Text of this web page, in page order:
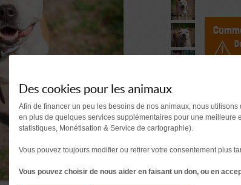
Des cookies pour les animaux
Afin de financer un peu les besoins de nos animaux, nous
en plus de quelques services supplémentaires pour une meilleure
statistiques, Monétisation & Service de cartographie).
Vous pouvez toujours modifier ou retirer votre consentement plus
Vous pouvez choisir de nous aider en faisant un don, ou en